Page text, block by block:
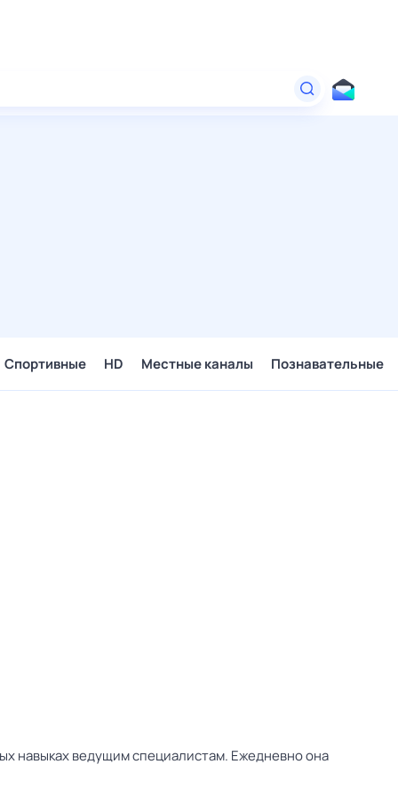
Спортивные HD Местные каналы Познавательные
навыках ведущим специалистам. Ежедневно она